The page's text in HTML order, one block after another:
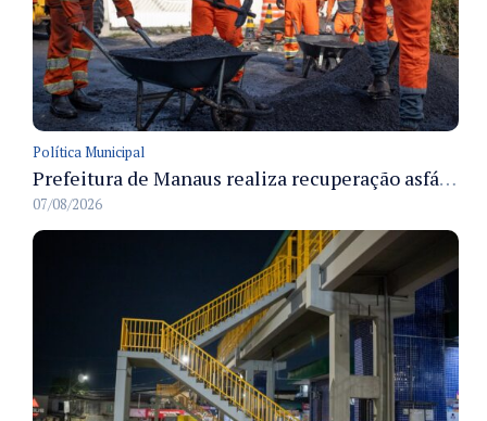
Política Municipal
Prefeitura de Manaus realiza recuperação asfáltica na rua Canário do Campo e amplia mobilidade na zona Norte
07/08/2026